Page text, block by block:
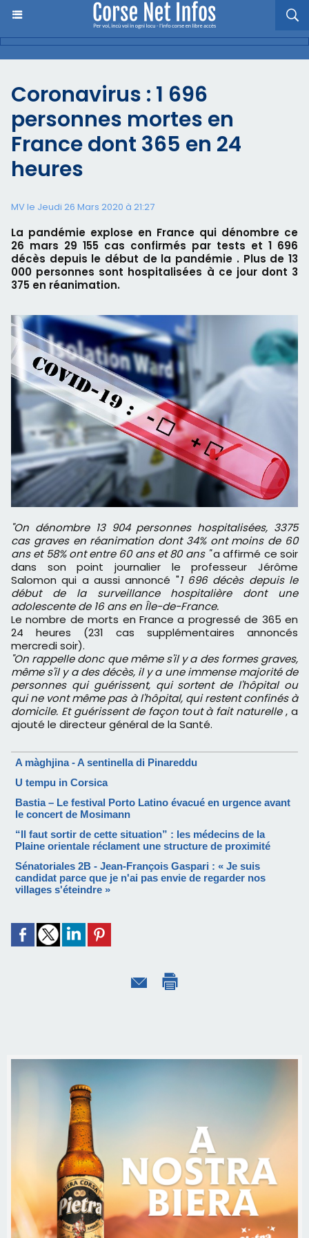
Coronavirus : 1 696
personnes mortes en
France dont 365 en 24
heures
MV le Jeudi 26 Mars 2020 à 21:27
La pandémie explose en France qui dénombre ce
26 mars 29 155 cas confirmés par tests et 1 696
décès depuis le début de la pandémie . Plus de 13
000 personnes sont hospitalisées à ce jour dont 3
375 en réanimation.
"On dénombre 13 904 personnes hospitalisées, 3375
cas graves en réanimation dont 34% ont moins de 60
ans et 58% ont entre 60 ans et 80 ans "a affirmé ce soir
dans son point journalier le professeur Jérôme
Salomon qui a aussi annoncé "1 696 décès depuis le
début de la surveillance hospitalière dont une
adolescente de 16 ans en Île-de-France.
Le nombre de morts en France a progressé de 365 en
24 heures (231 cas supplémentaires annoncés
mercredi soir).
"On rappelle donc que même s'il y a des formes graves,
même s'il y a des décès, il y a une immense majorité de
personnes qui guérissent, qui sortent de l'hôpital ou
qui ne vont même pas à l'hôpital, qui restent confinés à
domicile. Et guérissent de façon tout à fait naturelle, a
ajouté le directeur général de la Santé.
A màghjina - A sentinella di Pinareddu
U tempu in Corsica
Bastia – Le festival Porto Latino évacué en urgence avant
le concert de Mosimann
“Il faut sortir de cette situation” : les médecins de la
Plaine orientale réclament une structure de proximité
Sénatoriales 2B - Jean-François Gaspari : « Je suis
candidat parce que je n'ai pas envie de regarder nos
villages s'éteindre »